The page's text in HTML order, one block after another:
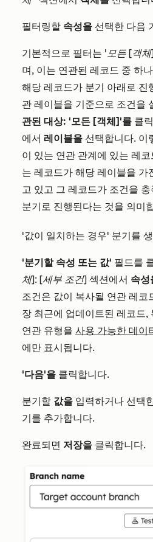
필터링할 속성을 선택한 다음
기본적으로 필터는 '모든 [객
며, 이는 연관된 레코드 중 하
해당 레코드가 분기 아래로 진
관 레이블을 기준으로 조건을
관된 대상: '모든 [객체]'를 클
에서 레이블을 선택합니다. 이
이 있는 연관 관계에 있는 레
는 레코드가 해당 레이블을 가
고 있고 그 레코드가 조건을
분기로 진행된다는 것을 의미
'값이 일치하는 경우' 분기를
'분기할 속성 또는 값' 필드를
체]: [세부 조건] 섹션에서 속성
조건은 값이 복사될 연관 레코
장 최근에 업데이트된 레코드,
연관 유형을 사용 가능한 데이
에만 표시됩니다.
'다음'을 클릭합니다.
분기할 값을 입력하거나 선택
기를 추가합니다.
완료되면 저장을 클릭합니다.